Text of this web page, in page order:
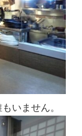
いません。